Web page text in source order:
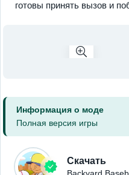
готовы принять вызов и
Информация о моде
Полная версия игры
Скачать
Backyard